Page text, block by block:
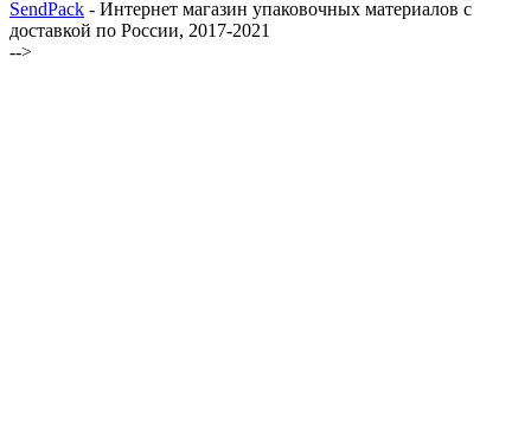
SendPack - Интернет магазин упаковочных материалов с
доставкой по России, 2017-2021
-->